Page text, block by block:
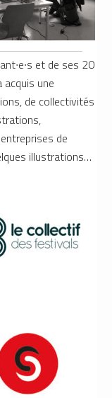
et de ses 20
une
de collectivités
de
illustrations…